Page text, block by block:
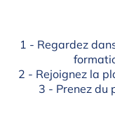
1 - Regardez
2 - Rejoignez la
3 - Prenez du